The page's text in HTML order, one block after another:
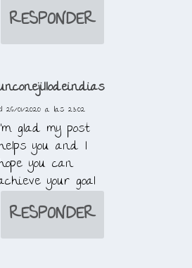
RESPONDER
26/01/2020 a las 23:02
glad my post
you and I
you can
your goal
RESPONDER